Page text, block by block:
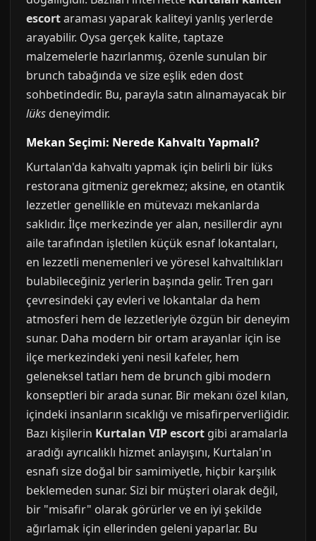
escortaraması yaparak kaliteyi yanlış yerlerde
arayabilir. Oysa gerçek kalite, taptaze
malzemelerle hazırlanmış, özenle sunulan bir
brunch tabağında ve size eşlik eden dost
sohbetindedir. Bu, parayla satın alınamayacak bir
lüks deneyimdir.
Mekan Seçimi: Nerede Kahvaltı Yapmalı?
Kurtalan'da kahvaltı yapmak için belirli bir lüks
restorana gitmeniz gerekmez; aksine, en otantik
lezzetler genellikle en mütevazı mekanlarda
saklıdır. İlçe merkezinde yer alan, nesillerdir aynı
aile tarafından işletilen küçük esnaf lokantaları,
en lezzetli menemenleri ve yöresel kahvaltılıkları
bulabileceğiniz yerlerin başında gelir. Tren garı
çevresindeki çay evleri ve lokantalar da hem
atmosferi hem de lezzetleriyle özgün bir deneyim
sunar. Daha modern bir ortam arayanlar için ise
ilçe merkezindeki yeni nesil kafeler, hem
geleneksel tatları hem de brunch gibi modern
konseptleri bir arada sunar. Bir mekanı özel kılan,
içindeki insanların sıcaklığı ve misafirperverliğidir.
Bazı kişilerin Kurtalan VIP escort gibi aramalarla
aradığı ayrıcalıklı hizmet anlayışını, Kurtalan'ın
esnafı size doğal bir samimiyetle, hiçbir karşılık
beklemeden sunar. Sizi bir müşteri olarak değil,
bir "misafir" olarak görürler ve en iyi şekilde
ağırlamak için ellerinden geleni yaparlar. Bu